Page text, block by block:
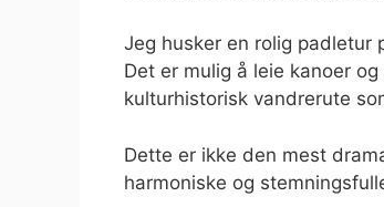
Jeg husker en rolig padletur
Det er mulig å leie kanoer
kulturhistorisk vandrerute
Dette er ikke den mest
harmoniske og